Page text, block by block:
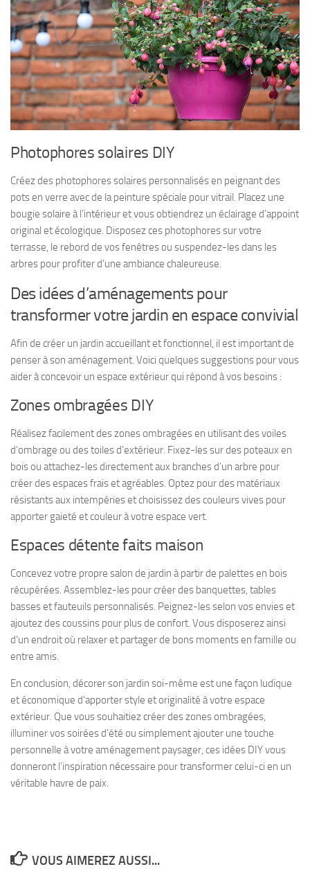
Photophores solaires DIY
Créez des photophores solaires personnalisés en peignant des
pots en verre avec de la peinture spéciale pour vitrail. Placez une
bougie solaire à l’intérieur et vous obtiendrez un éclairage d’appoint
original et écologique. Disposez ces photophores sur votre
terrasse, le rebord de vos fenêtres ou suspendez-les dans les
arbres pour profiter d’une ambiance chaleureuse.
Des idées d’aménagements pour
transformer votre jardin en espace convivial
Afin de créer un jardin accueillant et fonctionnel, il est important de
penser à son aménagement. Voici quelques suggestions pour vous
aider à concevoir un espace extérieur qui répond à vos besoins :
Zones ombragées DIY
Réalisez facilement des zones ombragées en utilisant des voiles
d’ombrage ou des toiles d’extérieur. Fixez-les sur des poteaux en
bois ou attachez-les directement aux branches d’un arbre pour
créer des espaces frais et agréables. Optez pour des matériaux
résistants aux intempéries et choisissez des couleurs vives pour
apporter gaieté et couleur à votre espace vert.
Espaces détente faits maison
Concevez votre propre salon de jardin à partir de palettes en bois
récupérées. Assemblez-les pour créer des banquettes, tables
basses et fauteuils personnalisés. Peignez-les selon vos envies et
ajoutez des coussins pour plus de confort. Vous disposerez ainsi
d’un endroit où relaxer et partager de bons moments en famille ou
entre amis.
En conclusion, décorer son jardin soi-même est une façon ludique
et économique d’apporter style et originalité à votre espace
extérieur. Que vous souhaitiez créer des zones ombragées,
illuminer vos soirées d’été ou simplement ajouter une touche
personnelle à votre aménagement paysager, ces idées DIY vous
donneront l’inspiration nécessaire pour transformer celui-ci en un
véritable havre de paix.
VOUS AIMEREZ AUSSI...